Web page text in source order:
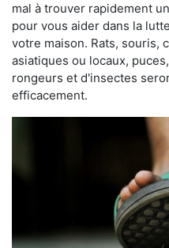
mal à trouver rapidement
pour vous aider dans la
votre maison. Rats, souris,
asiatiques ou locaux,
rongeurs et d'insectes
efficacement.